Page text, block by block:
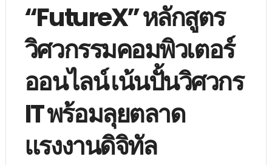
“FutureX” หลักสูตร
วิศวกรรมคอมพิวเตอร์
ออนไลน์ เน้นปั้นวิศวกร
IT พร้อมลุยตลาด
แรงงานดิจิทัล